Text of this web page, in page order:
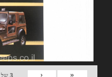
«
‹
3של